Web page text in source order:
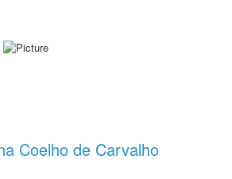
Coelho de Carvalho